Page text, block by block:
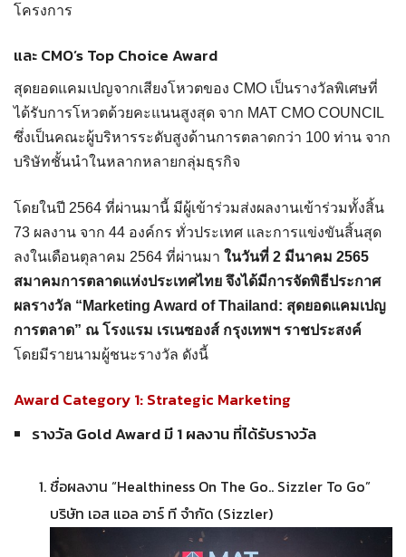
โครงการ
และ CMO’s Top Choice Award
สุดยอดแคมเปญจากเสียงโหวตของ CMO เป็นรางวัลพิเศษที่
ได้รับการโหวตด้วยคะแนนสูงสุด จาก MAT CMO COUNCIL
ซึ่งเป็นคณะผู้บริหารระดับสูงด้านการตลาดกว่า 100 ท่าน จาก
บริษัทชั้นนำในหลากหลายกลุ่มธุรกิจ
โดยในปี 2564 ที่ผ่านมานี้ มีผู้เข้าร่วมส่งผลงานเข้าร่วมทั้งสิ้น
73 ผลงาน จาก 44 องค์กร ทั่วประเทศ และการแข่งขันสิ้นสุด
ลงในเดือนตุลาคม 2564 ที่ผ่านมา ในวันที่ 2 มีนาคม 2565
สมาคมการตลาดแห่งประเทศไทย จึงได้มีการจัดพิธีประกาศ
ผลรางวัล “Marketing Award of Thailand: สุดยอดแคมเปญ
การตลาด” ณ โรงแรม เรเนซองส์ กรุงเทพฯ ราชประสงค์
โดยมีรายนามผู้ชนะรางวัล ดังนี้
Award Category 1: Strategic Marketing
รางวัล Gold Award มี 1 ผลงาน ที่ได้รับรางวัล
ชื่อผลงาน “Healthiness On The Go.. Sizzler To Go”
บริษัท เอส แอล อาร์ ที จำกัด (Sizzler)